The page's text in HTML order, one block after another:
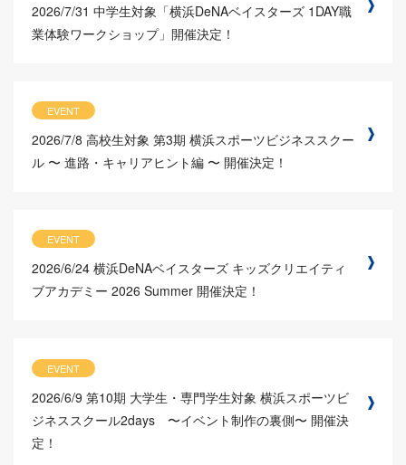
2026/7/31 中学生対象「横浜DeNAベイスターズ 1DAY職
業体験ワークショップ」開催決定！
EVENT
2026/7/8 高校生対象 第3期 横浜スポーツビジネススクー
ル 〜 進路・キャリアヒント編 〜 開催決定！
EVENT
2026/6/24 横浜DeNAベイスターズ キッズクリエイティ
ブアカデミー 2026 Summer 開催決定！
EVENT
2026/6/9 第10期 大学生・専門学生対象 横浜スポーツビ
ジネススクール2days 〜イベント制作の裏側〜 開催決
定！